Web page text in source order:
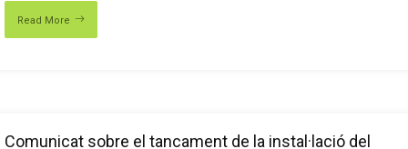
Read More
Comunicat sobre el tancament de la instal·lació del